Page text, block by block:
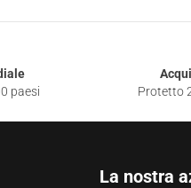
paesi
Protetto
La nostra